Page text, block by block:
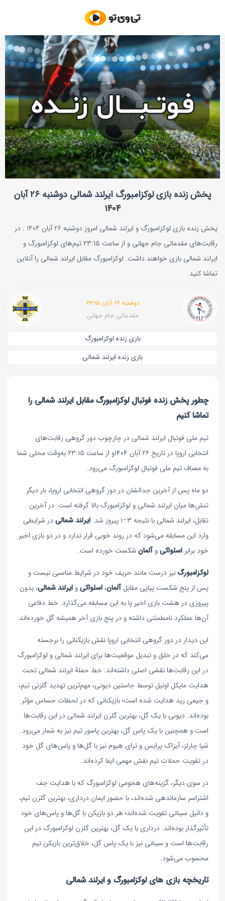
پخش زنده بازی لوکزامبورگ ایرلند شمالی دوشنبه ۲۶ آبان
۱۴۰۴
پخش زنده بازی لوکزامبورگ و ایرلند شمالی امروز دوشنبه 26 آبان 1404 . در
رقابت‌های مقدماتی جام جهانی و از ساعت ۲۳:۱۵ تیم‌های لوکزامبورگ و
ایرلند شمالی بازی خواهند داشت. لوکزامبورگ مقابل ایرلند شمالی را آنلاین
تماشا کنید
دوشنبه ۲۶ آبان ۲۳:۱۵
مقدماتی جام جهانی
بازی زنده لوکزامبورگ
بازی زنده ایرلند شمالی
چطور پخش زنده فوتبال لوکزامبورگ مقابل ایرلند شمالی را
تماشا کنیم
تیم ملی فوتبال ایرلند شمالی در چارچوب دور گروهی رقابت‌های
انتخابی اروپا در تاریخ ۲۶ آبان ۱۴۰۴و از ساعت ۲۳:۱۵ به‌وقت محلی شما
به مصاف تیم ملی فوتبال لوکزامبورگ می‌رود.
دو ماه پس از آخرین جدالشان در دور گروهی انتخابی اروپا، بار دیگر
تنش‌ها میان ایرلند شمالی و لوکزامبورگ بالا گرفته است. در آخرین
تقابل، ایرلند شمالی با نتیجه ۳–۱ پیروز شد.
ایرلند شمالی در شرایطی
وارد این مسابقه می‌شود که در روند خوبی قرار ندارد و در دو بازی اخیر
خود برابراسلواکیوآلمان شکست خورده است.
لوکزامبورگنیز درست مانند حریف خود در شرایط مناسبی نیست و
پس از پنج شکست پیاپی مقابلآلمان،اسلواکیوایرلند شمالی، بدون
پیروزی در هشت بازی اخیر پا به این مسابقه می‌گذارد. خط دفاعی
آن‌ها عملکرد نامطمئنی داشته و در پنج بازی آخر همیشه گل خورده‌اند.
این دیدار در دور گروهی انتخابی اروپا نقش بازیکنانی را برجسته
می‌کند که در خلق و تبدیل موقعیت‌ها برای ایرلند شمالی و لوکزامبورگ
در این رقابت‌ها نقشی اصلی داشته‌اند. خط حملهٔ ایرلند شمالی تحت
هدایت مایکل اونیل توسط جاستین دیوِنی، مهم‌ترین تهدید گلزنی تیم،
و جیمی رید هدایت شده است؛ بازیکنانی که در لحظات حساس مؤثر
بوده‌اند. دیونی با یک گل، بهترین گلزن ایرلند شمالی در این رقابت‌ها
است و همچنین با یک پاس گل، بهترین پاسور تیم نیز به شمار می‌رود.
شیا چارلز، آیزاک پرایس و ترای هیوم نیز با گل‌ها و پاس‌های گل خود
در تقویت حملات تیم نقش مهمی ایفا کرده‌اند.
در سوی دیگر، گزینه‌های هجومی لوکزامبورگ که با هدایت جف
اشتراسر سازماندهی شده‌اند، با حضور ایمان درداری، بهترین گلزن تیم،
و دانیل سینانی تقویت شده‌اند؛ هر دو بازیکن با گل‌ها و پاس‌های خود
تأثیرگذار بوده‌اند. درداری با یک گل، بهترین گلزن لوکزامبورگ در این
رقابت‌ها است و سینانی نیز با یک پاس گل، خلاق‌ترین بازیکن تیم
محسوب می‌شود.
تاریخچه بازی های لوکزامبورگ و ایرلند شمالی